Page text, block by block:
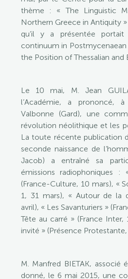
thème : « The Linguistic
Northern Greece in Antiquity
qu’il y a présentée
continuum in
the Position of Thessalian and
Le 10 mai, M. Jean
l’Académie, a prononcé,
Valbonne (Gard), une
révolution néolithique et les
La toute récente publication
seconde naissance de
Jacob) a entraîné sa
émissions radiophoniques
(France-Culture, 10 mars), «
1, 31 mars), « Autour de la
avril), « Les Savanturiers »
Tête au carré » (France Inter,
invité » (Présence Protestante,
M. Manfred BIETAK, associé
donné, le 6 mai 2015, une